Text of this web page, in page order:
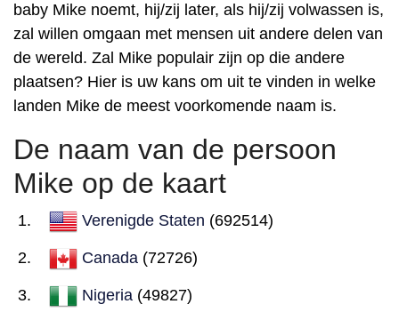
baby Mike noemt, hij/zij later, als hij/zij volwassen is,
zal willen omgaan met mensen uit andere delen van
de wereld. Zal Mike populair zijn op die andere
plaatsen? Hier is uw kans om uit te vinden in welke
landen Mike de meest voorkomende naam is.
De naam van de persoon
Mike op de kaart
Verenigde Staten (692514)
Canada (72726)
Nigeria (49827)